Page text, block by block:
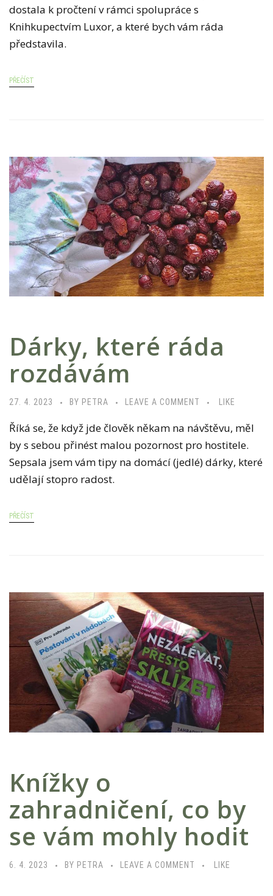
dostala k pročtení v rámci spolupráce s
Knihkupectvím Luxor, a které bych vám ráda
představila.
PŘEČÍST
Dárky, které ráda
rozdávám
27. 4. 2023 BY PETRA LEAVE A COMMENT LIKE
Říká se, že když jde člověk někam na návštěvu, měl
by s sebou přinést malou pozornost pro hostitele.
Sepsala jsem vám tipy na domácí (jedlé) dárky, které
udělají stopro radost.
PŘEČÍST
Knížky o
zahradničení, co by
se vám mohly hodit
6. 4. 2023 BY PETRA LEAVE A COMMENT LIKE